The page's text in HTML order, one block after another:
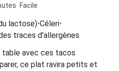
Facile
lactose)•Céleri•
traces d'allergènes
table avec ces tacos
ce plat ravira petits et